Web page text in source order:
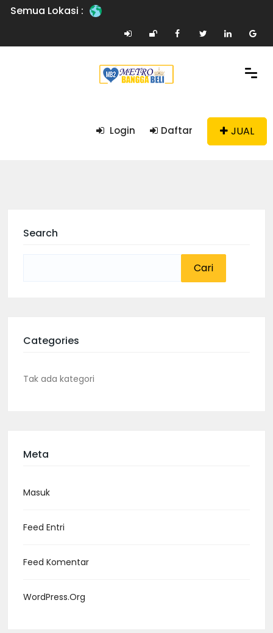
Semua Lokasi :
Login Daftar JUAL
Search
Categories
Tak ada kategori
Meta
Masuk
Feed Entri
Feed Komentar
WordPress.org